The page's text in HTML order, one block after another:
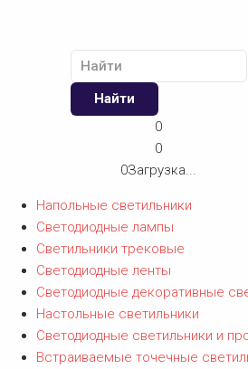
Найти
0
0
0Загрузка...
Напольные светильники
Светодиодные лампы
Светильники трековые
Светодиодные ленты
Светодиодные декоративные
Настольные светильники
Светодиодные светильники и
Встраиваемые точечные